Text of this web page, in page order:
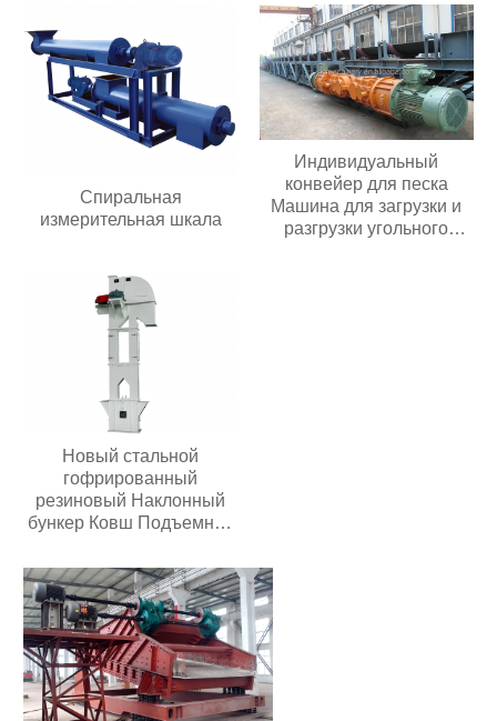
Спиральная
измерительная шкала
Индивидуальный
конвейер для песка
Машина для загрузки и
разгрузки угольного
Новый стальной
гофрированный
резиновый Наклонный
бункер Ковш Подъемной
Основные компоненты
двигателя
Продовольственный
магазин Ферма